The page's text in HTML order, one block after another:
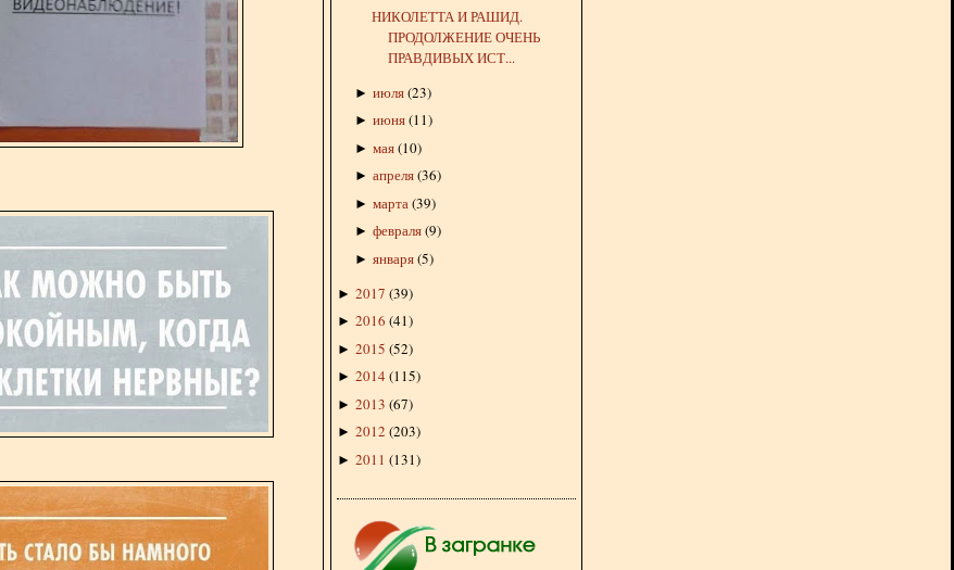
НИКОЛЕТТА И РАШИД.
ПРОДОЛЖЕНИЕ ОЧЕНЬ
ПРАВДИВЫХ ИСТ...
► июля(23)
► июня(11)
► мая(10)
► апреля(36)
► марта(39)
► февраля(9)
► января(5)
► 2017 (39)
► 2016 (41)
► 2015 (52)
► 2014 (115)
► 2013 (67)
► 2012 (203)
► 2011 (131)